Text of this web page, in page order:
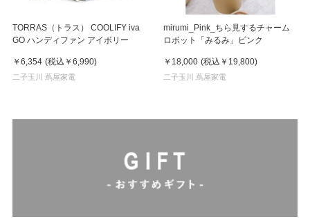
TORRAS（トラス） COOLIFY iva
GO ハンディファン アイボリー
￥6,354 (税込 ￥6,990)
二子玉川 蔦屋家電
mirumi_Pink_ちら見するチャーム
ロボット「みるみ」ピンク
￥18,000 (税込 ￥19,800)
二子玉川 蔦屋家電